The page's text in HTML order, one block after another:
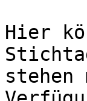
Hier
stehen